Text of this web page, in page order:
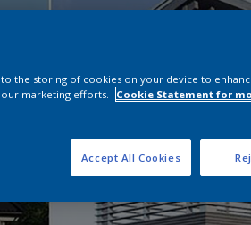
ДЛЯ
ІНФОРМАЦІЯ
to the storing of cookies on your device to
our marketing efforts.
Cookie Statement for
Accept All Cookies